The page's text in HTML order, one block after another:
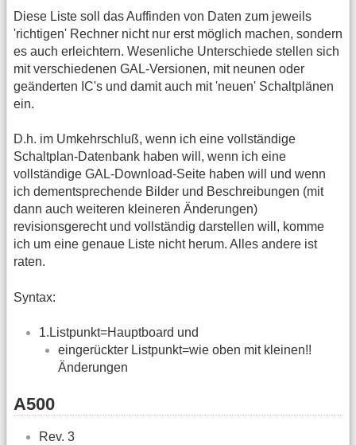
Diese Liste soll das Auffinden von Daten zum jeweils
'richtigen' Rechner nicht nur erst möglich machen, sondern
es auch erleichtern. Wesenliche Unterschiede stellen sich
mit verschiedenen GAL-Versionen, mit neunen oder
geänderten IC's und damit auch mit 'neuen' Schaltplänen
ein.
D.h. im Umkehrschluß, wenn ich eine vollständige
Schaltplan-Datenbank haben will, wenn ich eine
vollständige GAL-Download-Seite haben will und wenn
ich dementsprechende Bilder und Beschreibungen (mit
dann auch weiteren kleineren Änderungen)
revisionsgerecht und vollständig darstellen will, komme
ich um eine genaue Liste nicht herum. Alles andere ist
raten.
Syntax:
1.Listpunkt=Hauptboard und
eingerückter Listpunkt=wie oben mit kleinen!!
Änderungen
A500
Rev. 3